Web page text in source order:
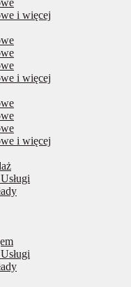
i więcej
i więcej
i więcej